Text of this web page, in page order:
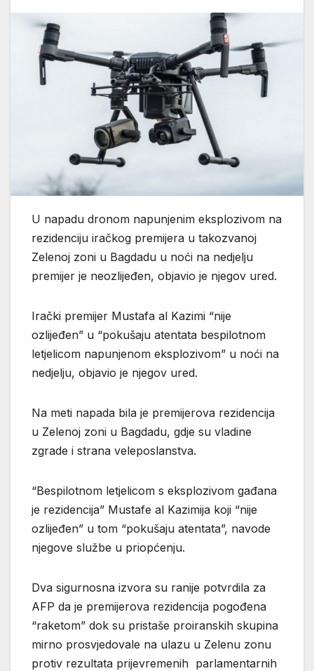
U napadu dronom napunjenim eksplozivom na
rezidenciju iračkog premijera u takozvanoj
Zelenoj zoni u Bagdadu u noći na nedjelju
premijer je neozlijeđen, objavio je njegov ured.
Irački premijer Mustafa al Kazimi “nije
ozlijeđen” u “pokušaju atentata bespilotnom
letjelicom napunjenom eksplozivom” u noći na
nedjelju, objavio je njegov ured.
Na meti napada bila je premijerova rezidencija
u Zelenoj zoni u Bagdadu, gdje su vladine
zgrade i strana veleposlanstva.
“Bespilotnom letjelicom s eksplozivom gađana
je rezidencija” Mustafe al Kazimija koji “nije
ozlijeđen” u tom “pokušaju atentata”, navode
njegove službe u priopćenju.
Dva sigurnosna izvora su ranije potvrdila za
AFP da je premijerova rezidencija pogođena
“raketom” dok su pristaše proiranskih skupina
mirno prosvjedovale na ulazu u Zelenu zonu
protiv rezultata prijevremenih parlamentarnih